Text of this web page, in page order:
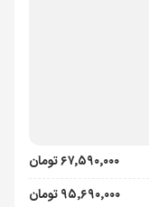
۶۷٬۵۹۰٬۰۰۰ تومان
۹۵٬۶۹۰٬۰۰۰ تومان